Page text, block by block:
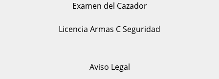
Examen del Cazador
Licencia Armas C Seguridad
Aviso Legal